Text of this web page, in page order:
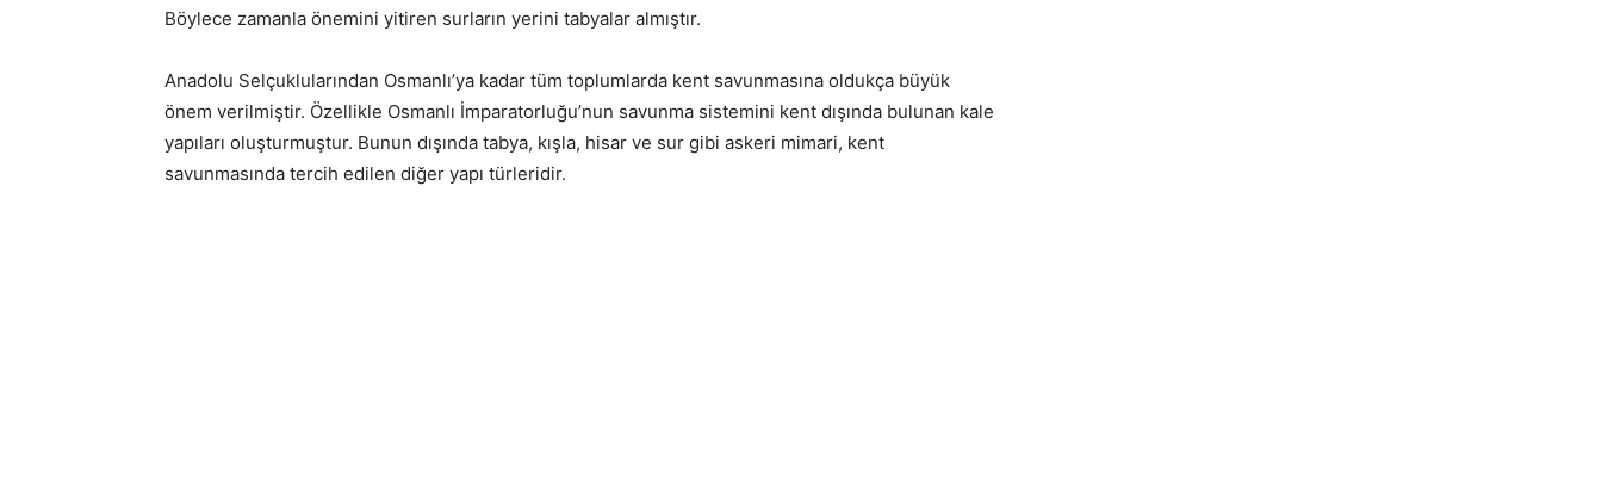
Böylece zamanla önemini yitiren surların yerini tabyalar almıştır.
Anadolu Selçuklularından Osmanlı’ya kadar tüm toplumlarda kent savunmasına oldukça büyük
önem verilmiştir. Özellikle Osmanlı İmparatorluğu’nun savunma sistemini kent dışında bulunan kale
yapıları oluşturmuştur. Bunun dışında tabya, kışla, hisar ve sur gibi askeri mimari, kent
savunmasında tercih edilen diğer yapı türleridir.